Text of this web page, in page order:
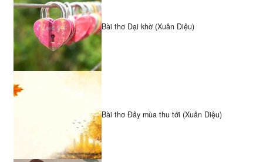
Bài thơ Dại khờ (Xuân Diệu)
Bài thơ Đây mùa thu tới (Xuân Diệu)